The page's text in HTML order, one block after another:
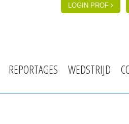
LOGIN PROF
REPORTAGES WEDSTRIJD